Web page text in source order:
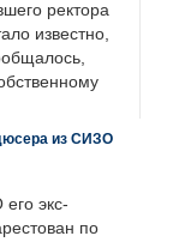
ректора
известно,
из СИЗО
экс-
по